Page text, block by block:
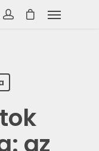
az